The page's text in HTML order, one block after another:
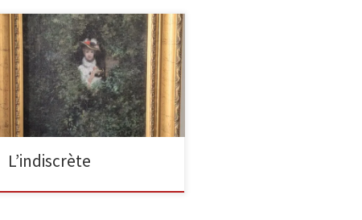
L’indiscrète huile sur toile, 1882, 41 x
27 cm L’un des jeux dans les parcs et
châteaux de l’époque était […]
L’indiscrète